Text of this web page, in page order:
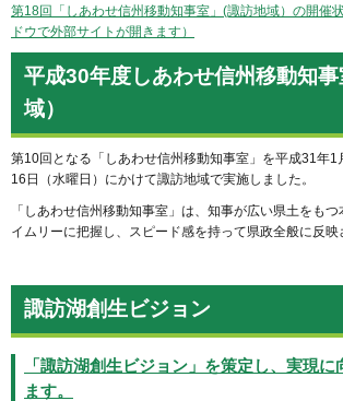
第18回「しあわせ信州移動知事室」(諏訪地域）の開催
ドウで外部サイトが開きます）
平成30年度しあわせ信州移動知
域）
第10回となる「しあわせ信州移動知事室」を平成31年1
16日（水曜日）にかけて諏訪地域で実施しました。
「しあわせ信州移動知事室」は、知事が広い県土をも
イムリーに把握し、スピード感を持って県政全般に反映
諏訪湖創生ビジョン
「諏訪湖創生ビジョン」を策定し、実現
ます。